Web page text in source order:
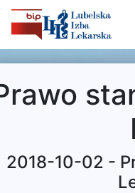
2018-10-02 -